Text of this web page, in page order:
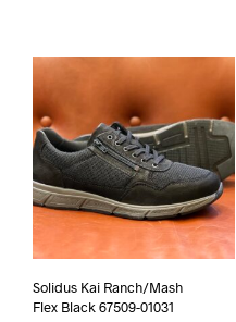
Solidus Kai Ranch/Mash
Flex Black 67509-01031